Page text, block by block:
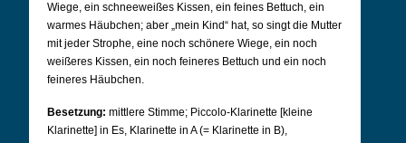
Wiege, ein schneeweißes Kissen, ein feines Bettuch, ein
warmes Häubchen; aber „mein Kind“ hat, so singt die Mutter
mit jeder Strophe, eine noch schönere Wiege, ein noch
weißeres Kissen, ein noch feineres Bettuch und ein noch
feineres Häubchen.
Besetzung: mittlere Stimme; Piccolo-Klarinette [kleine
Klarinette] in Es, Klarinette in A (= Klarinette in B),